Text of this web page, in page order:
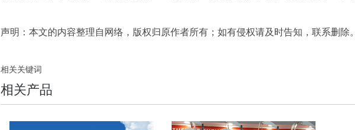
声明：本文的内容整理自网络，版权归原作者所有；如有侵权请及时告知，联系删除。
相关关键词
相关产品